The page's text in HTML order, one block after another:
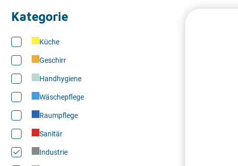
Kategorie
Küche
Geschirr
Handhygiene
Wäschepflege
Raumpflege
Sanitär
Industrie